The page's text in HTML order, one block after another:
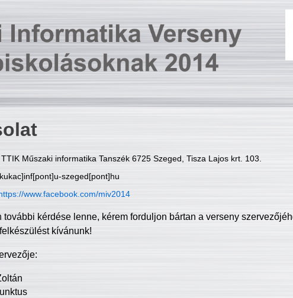
Műszaki informatika Tanszék 6725 Szeged, Tisza Lajos krt. 103.
szeged[pont]hu
www.facebook.com/miv2014
további kérdése lenne, kérem forduljon bártan a verseny
kívánunk!